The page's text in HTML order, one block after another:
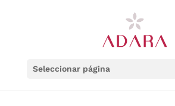
Seleccionar página